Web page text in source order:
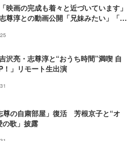
映画の完成も着々と近づいています」
尊淳との動画公開「兄妹みたい」「可
沢亮・志尊淳と“おうち時間”満喫 自
！」リモート生出演
尊の自粛部屋」復活 芳根京子と“オ
の歌」披露